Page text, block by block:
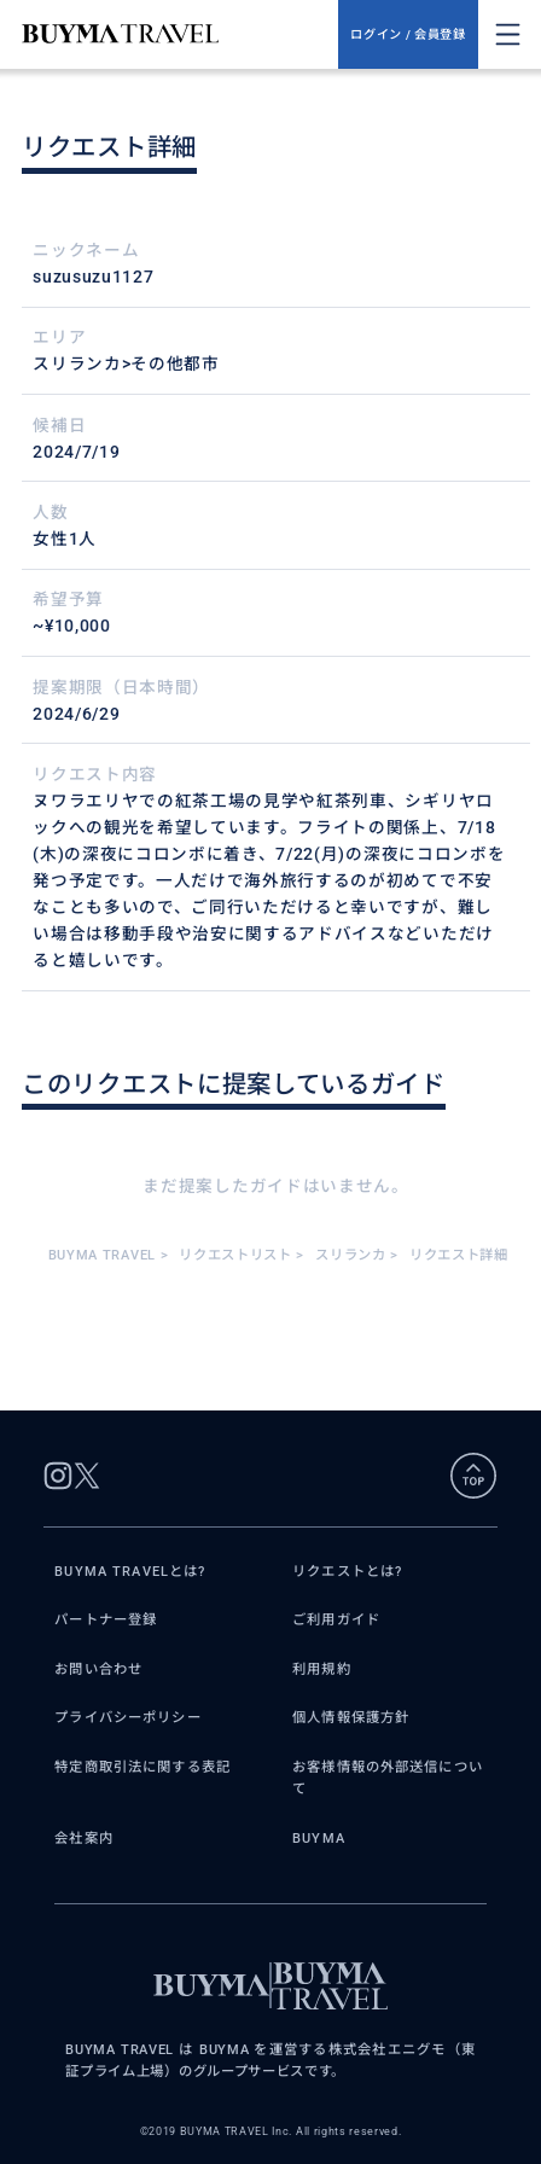
ログイン / 会員登録
リクエスト詳細
ニックネーム
suzusuzu1127
エリア
スリランカ>その他都市
候補日
2024/7/19
人数
女性1人
希望予算
~¥10,000
提案期限（日本時間）
2024/6/29
リクエスト内容
ヌワラエリヤでの紅茶工場の見学や紅茶列車、シギリヤロ
ックへの観光を希望しています。フライトの関係上、7/18
(木)の深夜にコロンボに着き、7/22(月)の深夜にコロンボを
発つ予定です。一人だけで海外旅行するのが初めてで不安
なことも多いので、ご同行いただけると幸いですが、難し
い場合は移動手段や治安に関するアドバイスなどいただけ
ると嬉しいです。
このリクエストに提案しているガイド
まだ提案したガイドはいません。
BUYMA TRAVEL > リクエストリスト > スリランカ > リクエスト詳細
BUYMA TRAVELとは? リクエストとは?
パートナー登録 ご利用ガイド
お問い合わせ 利用規約
プライバシーポリシー 個人情報保護方針
特定商取引法に関する表記
お客様情報の外部送信につい
て
会社案内 BUYMA
BUYMA TRAVEL は BUYMA を運営する株式会社エニグモ（東
証プライム上場）のグループサービスです。
©2019 BUYMA TRAVEL Inc. All rights reserved.